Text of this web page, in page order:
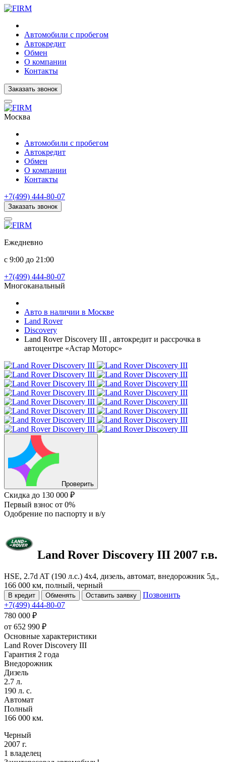
Автомобили с пробегом
Автокредит
Обмен
О компании
Контакты
Заказать звонок
Москва
Автомобили с пробегом
Автокредит
Обмен
О компании
Контакты
+7(499) 444-80-07
Заказать звонок
Ежедневно
с 9:00 до 21:00
+7(499) 444-80-07
Многоканальный
Авто в наличии в Москве
Land Rover
Discovery
Land Rover Discovery III , автокредит и рассрочка в
автоцентре «Астар Моторс»
Проверить
Скидка до 130 000 ₽
Первый взнос от 0%
Одобрение по паспорту и в/у
Land Rover Discovery III 2007 г.в.
HSE, 2.7d AT (190 л.с.) 4x4, дизель, автомат, внедорожник 5д.,
166 000 км, полный, черный
В кредит Обменять Оставить заявку
Позвонить
+7(499) 444-80-07
780 000 ₽
от 652 990 ₽
Основные характеристики
Land Rover Discovery III
Гарантия 2 года
Внедорожник
Дизель
2.7 л.
190 л. с.
Автомат
Полный
166 000 км.
Черный
2007 г.
1 владелец